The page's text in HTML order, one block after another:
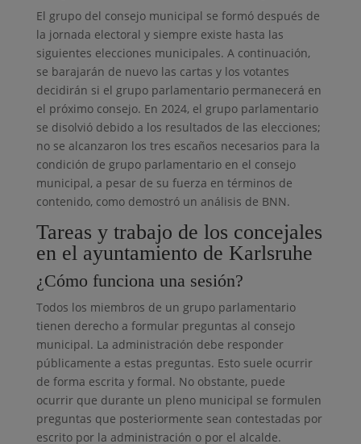
El grupo del consejo municipal se formó después de
la jornada electoral y siempre existe hasta las
siguientes elecciones municipales. A continuación,
se barajarán de nuevo las cartas y los votantes
decidirán si el grupo parlamentario permanecerá en
el próximo consejo. En 2024, el grupo parlamentario
se disolvió debido a los resultados de las elecciones;
no se alcanzaron los tres escaños necesarios para la
condición de grupo parlamentario en el consejo
municipal, a pesar de su fuerza en términos de
contenido, como demostró un análisis de BNN.
Tareas y trabajo de los concejales
en el ayuntamiento de Karlsruhe
¿Cómo funciona una sesión?
Todos los miembros de un grupo parlamentario
tienen derecho a formular preguntas al consejo
municipal. La administración debe responder
públicamente a estas preguntas. Esto suele ocurrir
de forma escrita y formal. No obstante, puede
ocurrir que durante un pleno municipal se formulen
preguntas que posteriormente sean contestadas por
escrito por la administración o por el alcalde.